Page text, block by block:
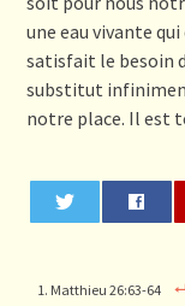
une eau vivante
satisfait le besoin
substitut
notre place. Il est
Matthieu 26:63-64